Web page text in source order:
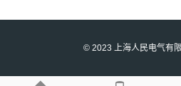
©️ 2023 上海人民电气有